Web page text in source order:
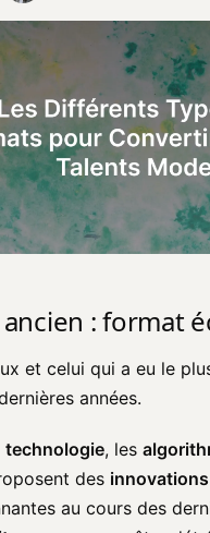
: format
et celui qui a eu le
années.
technologie, les
des innovations
au cours des